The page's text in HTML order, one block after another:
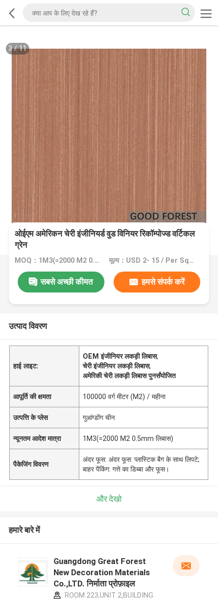
3/11
ओईएम अमेरिकन चेरी इंजीनियर्ड वुड विनियर रिकॉम्पोज्ड वर्टिकल
ग्रेन
MOQ：1M3(=2000 M2 0.5mm लिबास) मूल्य：USD 2- 15 / Per Square Meter (M2)
सबसे अच्छी कीमत हमसे संपर्क करें
उत्पाद विवरण
हाई लाइट:
OEM इंजीनियर लकड़ी लिबास,
चेरी इंजीनियर लकड़ी लिबास,
अमेरिकी चेरी लकड़ी लिबास पुनर्संयोजित
आपूर्ति की क्षमता 100000 वर्ग मीटर (M2) / महीना
उत्पत्ति के प्लेस गुआंग्डोंग चीन
न्यूनतम आदेश मात्रा 1M3(=2000 M2 0.5mm लिबास)
पैकेजिंग विवरण
अंदर फूस: अंदर फूस: प्लास्टिक बैग के साथ लिपटे;
बाहर पैकिंग: गत्ते का डिब्बा और फूस।
और देखो
हमारे बारे में
Guangdong Great Forest
New Decoration Materials
Co.,LTD. निर्माता प्रोफ़ाइल
ROOM 223,UNIT 2,BUILDING